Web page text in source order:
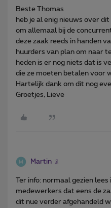
Beste Thomas
heb je al enig nieuws over
om allemaal bij de
deze zaak reeds in handen
huurders van plan om naar
heden is er nog niets dat is
die ze moeten betalen voor
Hartelijk dank om dit nog
Groetjes, Lieve
Martin
Ter info: normaal gezien
medewerkers dat eens de
dit nue verder afgehandeld